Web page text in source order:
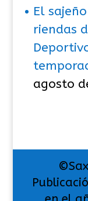
El
riendas
agosto